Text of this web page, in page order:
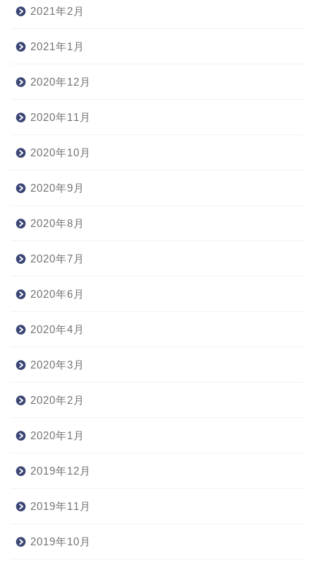
2021年2月
2021年1月
2020年12月
2020年11月
2020年10月
2020年9月
2020年8月
2020年7月
2020年6月
2020年4月
2020年3月
2020年2月
2020年1月
2019年12月
2019年11月
2019年10月